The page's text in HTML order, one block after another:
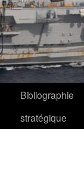
Bibliographie
stratégique